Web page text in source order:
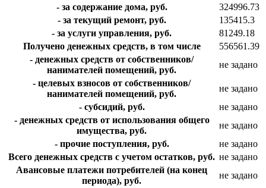
- за содержание дома, руб.
324996.73
- за текущий ремонт, руб.
135415.3
- за услуги управления, руб.
81249.18
Получено денежных средств, в том числе
556561.39
- денежных средств от собственников/
нанимателей помещений, руб.
не задано
- целевых взносов от собственников/
нанимателей помещений, руб.
не задано
- субсидий, руб.
не задано
- денежных средств от использования общего
имущества, руб.
не задано
- прочие поступления, руб.
не задано
Всего денежных средств с учетом остатков, руб. не задано
Авансовые платежи потребителей (на конец
периода), руб.
не задано